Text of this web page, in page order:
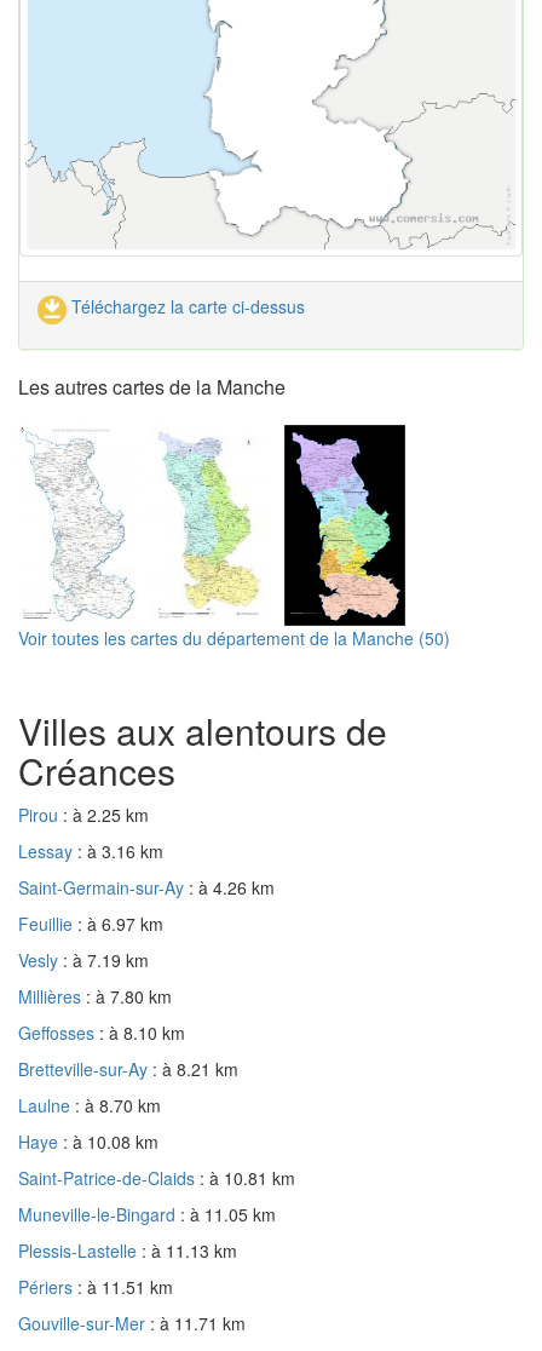
Téléchargez la carte ci-dessus
Les autres cartes de la Manche
Voir toutes les cartes du département de la Manche (50)
Villes aux alentours de
Créances
Pirou : à 2.25 km
Lessay : à 3.16 km
Saint-Germain-sur-Ay : à 4.26 km
Feuillie : à 6.97 km
Vesly : à 7.19 km
Millières : à 7.80 km
Geffosses : à 8.10 km
Bretteville-sur-Ay : à 8.21 km
Laulne : à 8.70 km
Haye : à 10.08 km
Saint-Patrice-de-Claids : à 10.81 km
Muneville-le-Bingard : à 11.05 km
Plessis-Lastelle : à 11.13 km
Périers : à 11.51 km
Gouville-sur-Mer : à 11.71 km